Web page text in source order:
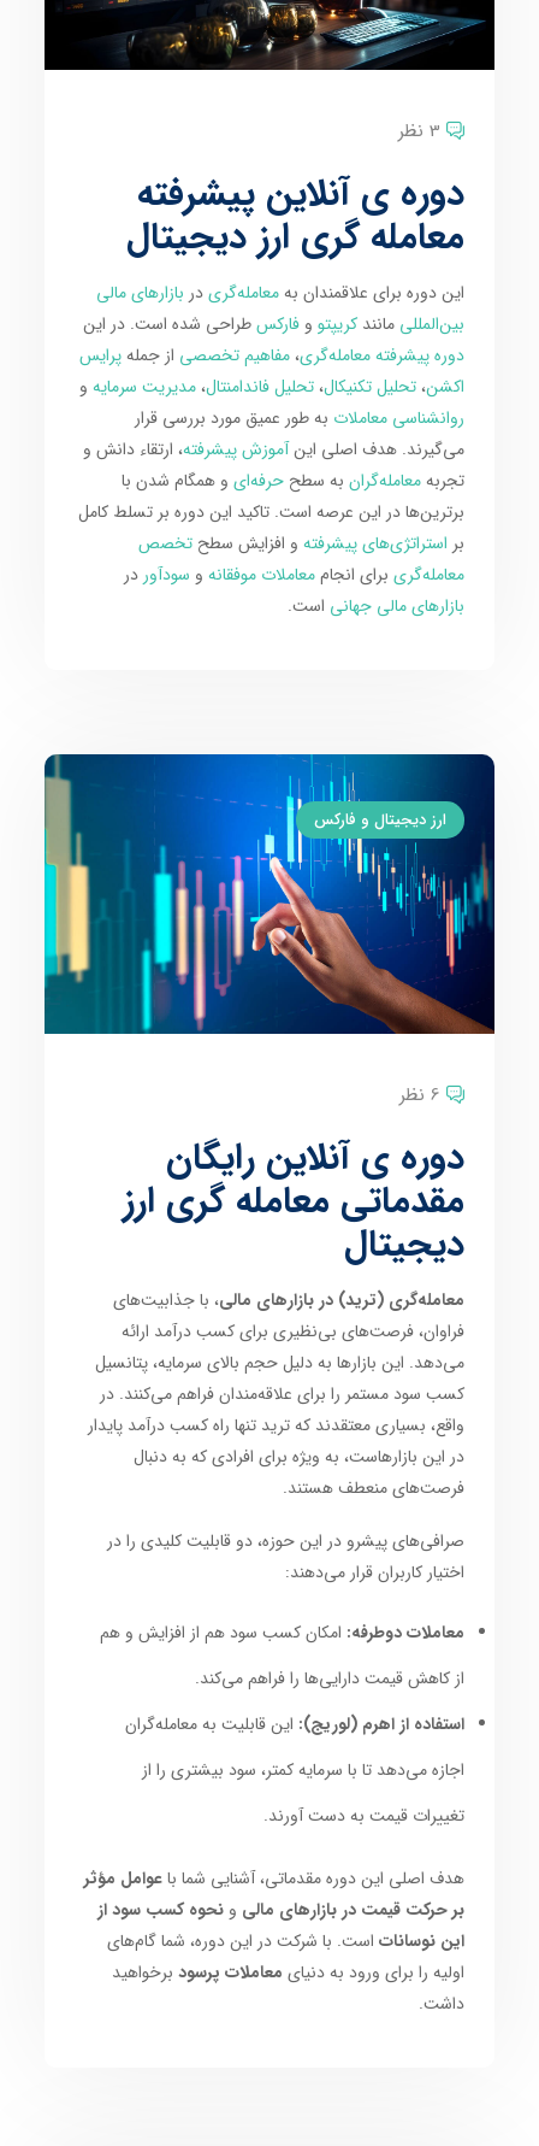
3 نظر
دوره ی آنلاین پیشرفته
معامله گری ارز دیجیتال
این دوره برای علاقمندان بهمعامله‌گریدر بازارهای مالی
بین‌المللی مانندکریپتو وفارکسطراحی شده است. در این
دوره پیشرفته معامله‌گری،مفاهیم تخصصی از جملهپرایس
اکشن،تحلیل تکنیکال،تحلیل فاندامنتال،مدیریت سرمایه و
روانشناسی معاملات به طور عمیق مورد بررسی قرار
می‌گیرند. هدف اصلی اینآموزش پیشرفته، ارتقاء دانش و
تجربهمعامله‌گران به سطححرفه‌ای و همگام شدن با
برترین‌ها در این عرصه است. تاکید این دوره بر تسلط کامل
بر استراتژی‌های پیشرفته و افزایش سطحتخصص
معامله‌گری برای انجاممعاملات موفقانه و سودآوردر
بازارهای مالی جهانی است.
ارز دیجیتال و فارکس
6 نظر
دوره ی آنلاین رایگان
مقدماتی معامله گری ارز
دیجیتال
معامله‌گری (ترید) در بازارهای مالی، با جذابیت‌های
فراوان، فرصت‌های بی‌نظیری برای کسب درآمد ارائه
می‌دهد. این بازارها به دلیل حجم بالای سرمایه، پتانسیل
کسب سود مستمر را برای علاقه‌مندان فراهم می‌کنند. در
واقع، بسیاری معتقدند که ترید تنها راه کسب درآمد پایدار
در این بازارهاست، به ویژه برای افرادی که به دنبال
فرصت‌های منعطف هستند.
صرافی‌های پیشرو در این حوزه، دو قابلیت کلیدی را در
اختیار کاربران قرار می‌دهند:
معاملات دوطرفه: امکان کسب سود هم از افزایش و هم
از کاهش قیمت دارایی‌ها را فراهم می‌کند.
استفاده از اهرم (لوریج): این قابلیت به معامله‌گران
اجازه می‌دهد تا با سرمایه کمتر، سود بیشتری را از
تغییرات قیمت به دست آورند.
هدف اصلی این دوره مقدماتی، آشنایی شما باعوامل مؤثر
بر حرکت قیمت در بازارهای مالی ونحوه کسب سود از
این نوسانات است. با شرکت در این دوره، شما گام‌های
اولیه را برای ورود به دنیای معاملات پرسود برخواهید
داشت.